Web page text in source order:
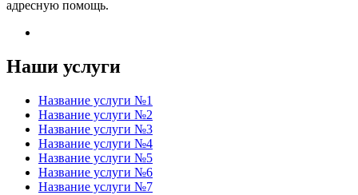
адресную помощь.
Наши услуги
Название услуги №1
Название услуги №2
Название услуги №3
Название услуги №4
Название услуги №5
Название услуги №6
Название услуги №7